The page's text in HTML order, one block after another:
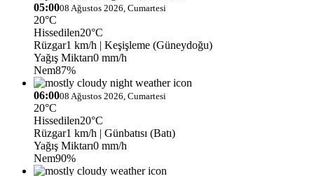
05:0008 Ağustos 2026, Cumartesi
20°C
Hissedilen20°C
Rüzgar1 km/h | Keşişleme (Güneydoğu)
Yağış Miktarı0 mm/h
Nem87%
06:0008 Ağustos 2026, Cumartesi
20°C
Hissedilen20°C
Rüzgar1 km/h | Günbatısı (Batı)
Yağış Miktarı0 mm/h
Nem90%